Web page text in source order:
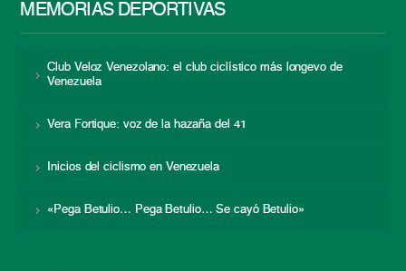
MEMORIAS DEPORTIVAS
Club Veloz Venezolano: el club ciclístico más longevo de
Venezuela
Vera Fortique: voz de la hazaña del 41
Inicios del ciclismo en Venezuela
«Pega Betulio… Pega Betulio… Se cayó Betulio»